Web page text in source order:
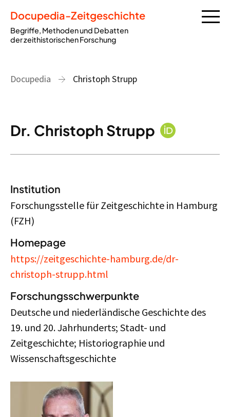
Docupedia-Zeitgeschichte
Begriffe, Methoden und Debatten
der zeithistorischen Forschung
Docupedia Christoph Strupp
Dr. Christoph Strupp
Institution
Forschungsstelle für Zeitgeschichte in Hamburg
(FZH)
Homepage
https://zeitgeschichte-hamburg.de/dr-
christoph-strupp.html
Forschungsschwerpunkte
Deutsche und niederländische Geschichte des
19. und 20. Jahrhunderts; Stadt- und
Zeitgeschichte; Historiographie und
Wissenschaftsgeschichte